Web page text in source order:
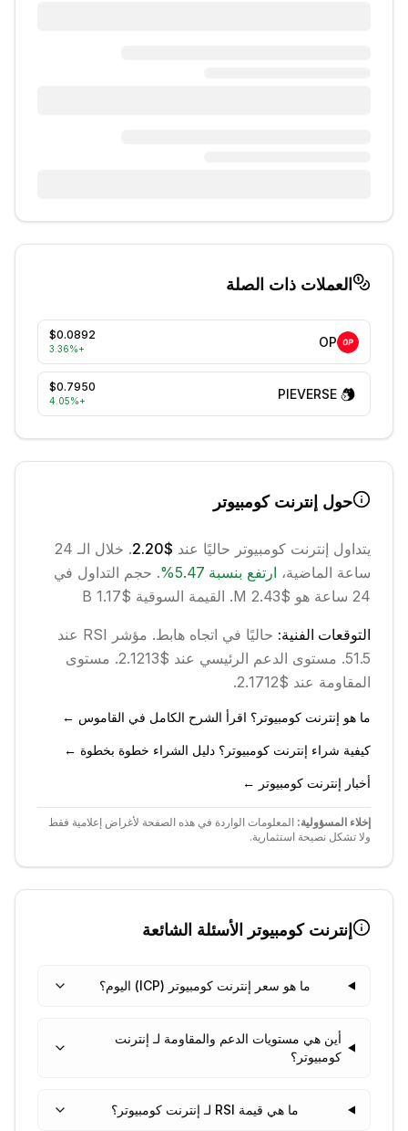
العملات ذات الصلة
OP
$0.0892
+
3.36%
PIEVERSE
$0.7950
+
4.05%
حول إنترنت كومبيوتر
يتداول إنترنت كومبيوتر حاليًا عند $2.20
. خلال الـ 24
ساعة الماضية، ارتفع بنسبة 5.47
%
. حجم التداول في
24 ساعة هو $2.43 M.
القيمة السوقية $1.17 B
التوقعات الفنية: حاليًا في اتجاه هابط.
مؤشر RSI عند
51.5. مستوى الدعم الرئيسي عند $2.1213.
مستوى
المقاومة عند $2.1712.
ما هو إنترنت كومبيوتر؟ اقرأ الشرح الكامل في القاموس ←
كيفية شراء إنترنت كومبيوتر؟ دليل الشراء خطوة بخطوة ←
أخبار إنترنت كومبيوتر ←
إخلاء المسؤولية: المعلومات الواردة في هذه الصفحة لأغراض إعلامية فقط
ولا تشكل نصيحة استثمارية.
إنترنت كومبيوتر الأسئلة الشائعة
ما هو سعر إنترنت كومبيوتر (ICP) اليوم؟
أين هي مستويات الدعم والمقاومة لـ إنترنت
كومبيوتر؟
ما هي قيمة RSI لـ إنترنت كومبيوتر؟